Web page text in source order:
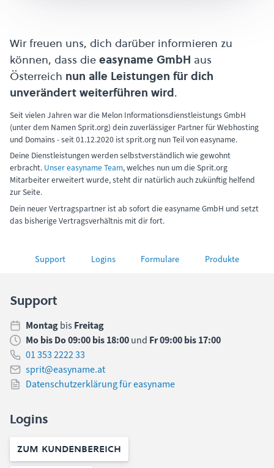
Wir freuen uns, dich darüber informieren zu
können, dass die easyname GmbH aus
Österreich nun alle Leistungen für dich
unverändert weiterführen wird.
Seit vielen Jahren war die Melon Informationsdienstleistungs GmbH
(unter dem Namen Sprit.org) dein zuverlässiger Partner für Webhosting
und Domains - seit 01.12.2020 ist sprit.org nun Teil von easyname.
Deine Dienstleistungen werden selbstverständlich wie gewohnt
erbracht. Unser easyname Team, welches nun um die Sprit.org
Mitarbeiter erweitert wurde, steht dir natürlich auch zukünftig helfend
zur Seite.
Dein neuer Vertragspartner ist ab sofort die easyname GmbH und setzt
das bisherige Vertragsverhältnis mit dir fort.
Support Logins Formulare Produkte
Support
Montagbis Freitag
Mo bis Do 09:00 bis 18:00und Fr 09:00 bis 17:00
01 353 2222 33
sprit@easyname.at
Datenschutzerklärung für easyname
Logins
Zum Kundenbereich